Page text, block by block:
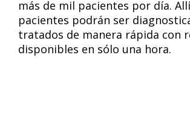
más de mil pacientes por día.
pacientes podrán ser
tratados de manera rápida con
disponibles en sólo una hora.